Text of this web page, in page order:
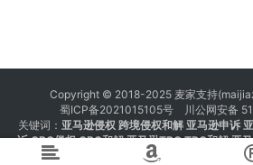
Copyright © 2018-2025 麦家支持
蜀ICP备2021015105号
川公网安备
关键词： 亚马逊侵权 跨境侵权和解 亚马逊申诉
诉 GBC侵权 GBC和解 亚马逊TRO TRO和解 亚
注册 专利注册 版权注